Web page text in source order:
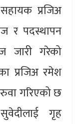
प्रजिअ
र पदस्थापन
जारी गरेको
प्रजिअ रमेश
गरिएको छ
गृह